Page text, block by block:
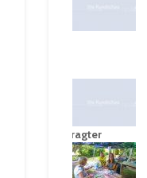
für
verschärfen
–